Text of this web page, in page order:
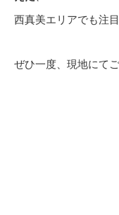
西真美エリアでも注
ぜひ一度、現地にて